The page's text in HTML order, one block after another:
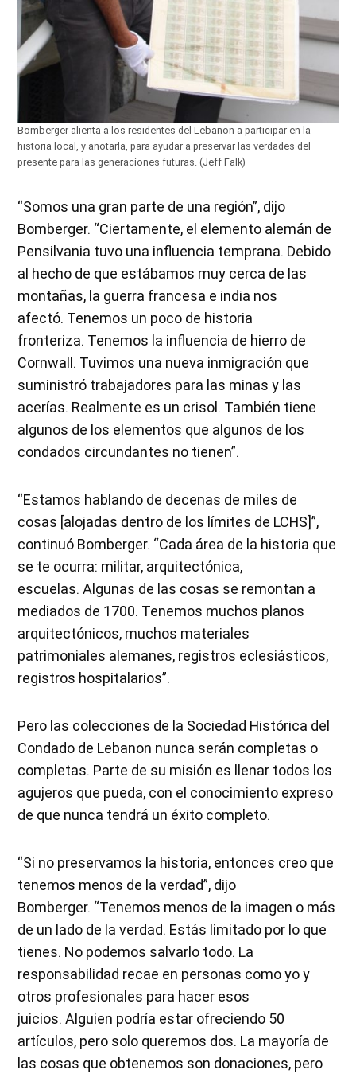
Bomberger alienta a los residentes del Lebanon a participar en la
historia local, y anotarla, para ayudar a preservar las verdades del
presente para las generaciones futuras. (Jeff Falk)
“Somos una gran parte de una región”, dijo
Bomberger. “Ciertamente, el elemento alemán de
Pensilvania tuvo una influencia temprana. Debido
al hecho de que estábamos muy cerca de las
montañas, la guerra francesa e india nos
afectó. Tenemos un poco de historia
fronteriza. Tenemos la influencia de hierro de
Cornwall. Tuvimos una nueva inmigración que
suministró trabajadores para las minas y las
acerías. Realmente es un crisol. También tiene
algunos de los elementos que algunos de los
condados circundantes no tienen”.
“Estamos hablando de decenas de miles de
cosas [alojadas dentro de los límites de LCHS]”,
continuó Bomberger. “Cada área de la historia que
se te ocurra: militar, arquitectónica,
escuelas. Algunas de las cosas se remontan a
mediados de 1700. Tenemos muchos planos
arquitectónicos, muchos materiales
patrimoniales alemanes, registros eclesiásticos,
registros hospitalarios”.
Pero las colecciones de la Sociedad Histórica del
Condado de Lebanon nunca serán completas o
completas. Parte de su misión es llenar todos los
agujeros que pueda, con el conocimiento expreso
de que nunca tendrá un éxito completo.
“Si no preservamos la historia, entonces creo que
tenemos menos de la verdad”, dijo
Bomberger. “Tenemos menos de la imagen o más
de un lado de la verdad. Estás limitado por lo que
tienes. No podemos salvarlo todo. La
responsabilidad recae en personas como yo y
otros profesionales para hacer esos
juicios. Alguien podría estar ofreciendo 50
artículos, pero solo queremos dos. La mayoría de
las cosas que obtenemos son donaciones, pero